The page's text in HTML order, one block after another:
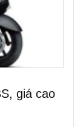
giá cao